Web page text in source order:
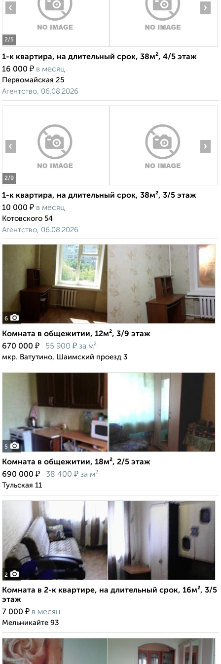
2/5
‹ ›
1-к квартира, на длительный срок, 38м², 4/5 этаж
16 000 ₽ в месяц
Первомайская 25
Агентство, 06.08.2026
2/9
‹ ›
1-к квартира, на длительный срок, 38м², 3/5 этаж
10 000 ₽ в месяц
Котовского 54
Агентство, 06.08.2026
6
Комната в общежитии, 12м², 3/9 этаж
670 000 ₽ 55 900 ₽ за м²
мкр. Ватутино, Шаимский проезд 3
5
Комната в общежитии, 18м², 2/5 этаж
690 000 ₽ 38 400 ₽ за м²
Тульская 11
2
Комната в 2-к квартире, на длительный срок, 16м², 3/5
этаж
7 000 ₽ в месяц
Мельникайте 93